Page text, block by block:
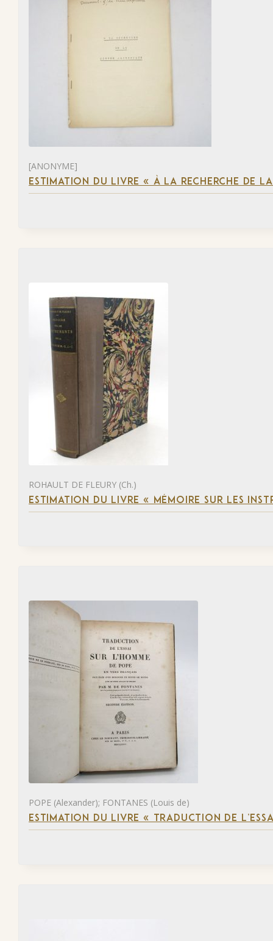
[ANONYME]
ESTIMATION DU LIVRE « À LA RECHERCHE DE
ROHAULT DE FLEURY (Ch.)
ESTIMATION DU LIVRE « MÉMOIRE SUR LES
POPE (Alexander); FONTANES (Louis de)
ESTIMATION DU LIVRE « TRADUCTION DE